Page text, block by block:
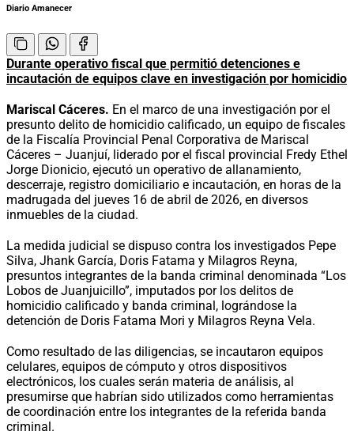
Diario Amanecer
Durante operativo fiscal que permitió detenciones e
incautación de equipos clave en investigación por homicidio
Mariscal Cáceres. En el marco de una investigación por el
presunto delito de homicidio calificado, un equipo de fiscales
de la Fiscalía Provincial Penal Corporativa de Mariscal
Cáceres – Juanjuí, liderado por el fiscal provincial Fredy Ethel
Jorge Dionicio, ejecutó un operativo de allanamiento,
descerraje, registro domiciliario e incautación, en horas de la
madrugada del jueves 16 de abril de 2026, en diversos
inmuebles de la ciudad.
La medida judicial se dispuso contra los investigados Pepe
Silva, Jhank García, Doris Fatama y Milagros Reyna,
presuntos integrantes de la banda criminal denominada “Los
Lobos de Juanjuicillo”, imputados por los delitos de
homicidio calificado y banda criminal, lográndose la
detención de Doris Fatama Mori y Milagros Reyna Vela.
Como resultado de las diligencias, se incautaron equipos
celulares, equipos de cómputo y otros dispositivos
electrónicos, los cuales serán materia de análisis, al
presumirse que habrían sido utilizados como herramientas
de coordinación entre los integrantes de la referida banda
criminal.